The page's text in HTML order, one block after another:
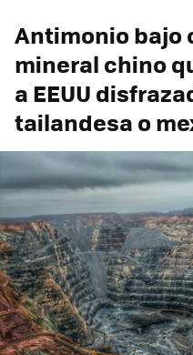
Antimonio bajo
mineral chino
a EEUU
tailandesa o